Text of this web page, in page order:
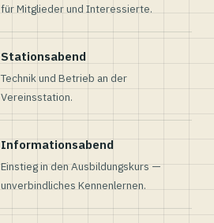
für Mitglieder und Interessierte.
Stationsabend
Technik und Betrieb an der
Vereinsstation.
Informationsabend
Einstieg in den Ausbildungskurs —
unverbindliches Kennenlernen.